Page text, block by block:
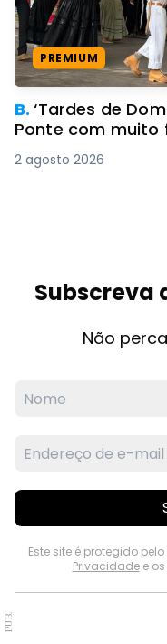
PREMIUM
B.‘Tardes de
Ponte com muito
2 agosto 2026
Subscreva
Não
Este site é protegido
Privacidadee os
PUB.